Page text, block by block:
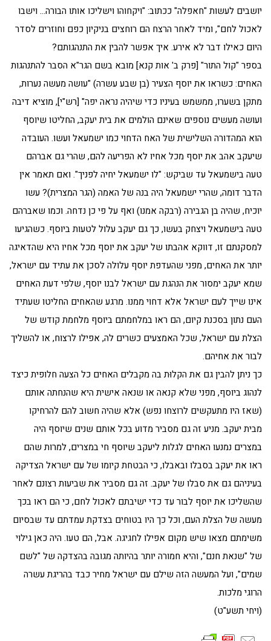
יושבים לעשות "חאפלה" ככתוב: "ויקחוהו וישליכו אותו הבורה… וישבו
לאכול לחם", ומיד לאחר הרצח הם רוחצים בניקיון כפם וחוזרים לסדר
היום כאילו דבר לא אירע. איך אפשר להבין את התנהגותם?
בספר "קול התור" [פרק ב' אות קנא] מובא בשם הגר"א הסבר להתנהגות
האחים: כשראו את יוסף הצעיר (בן שבע עשרה) "עושה מעשה נערות,
מתקן בשערו, ממשמש בעיניו כדי שיהיה נראה יפה" [רש"י], מוציא דיבה
ועושה מעשים נוספים שאינם הולמים את בית יעקב, החליטו שיוסף
הוא המהדורה השלישית של האח הדחוי כמו ישמעאל ועשו. העובדה
שיעקב אהב את יוסף מכל אחיו לא הפריעה להם, שהרי גם אברהם
טעה בישמעאל עד שביקש: "לו ישמעאל יחיה לפניך". ואם תאמר אין
הדבר דומה, שהרי ישמעאל היה בנה של האמה (הגר המצרית)? עשו
יוכיח, שהיה בן הגבירה (רבקה אמנו) ואף על פי כן נדחה. וכמו שאברהם
טעה בישמעאל ויצחק בעשו, כך גם יעקב עלול לטעות ביוסף. כשהגיעו
למסקנתם זו, דווקא אהבתו של יעקב את יוסף מכל אחיו היא שהדאיגה
יותר את האחים, מפני שהעדפת יוסף עלולה לסכן את עתיד עם ישראל,
שמא יעקב ימסור את הנהגת עם ישראל לבנו יוסף, שלפי דעת האחים
אינו שייך לעם ישראל אלא דחוי ממנו. מרגע שהאחים החליטו שעתיד
העם נתון בסכנת קיום, הם ראו במלחמתם ביוסף מלחמת קודש של
הצלת עם ישראל, שכל האמצעים כשרים לה, אפילו לרצוח, או להשליך
לבור את אחיהם.
כך ניתן להבין גם את הקלוּת בה מקבלים האחים כל הצעה חלופית כיצד
לנהוג ביוסף, מפני שלא קנאה או שנאה אישית היא שהנחתה אותם
(שאז היו מתעקשים לרוצחו נפש) אלא שהיה חשוב להם להרחיקו
מבית יעקב. מניע זה גם מסביר מדוע בכל אותם שנים שיוסף היה
במצרים נמנעו האחים לגלות ליעקב שיוסף חי במצרים, למרות שהם
ראו את יעקב בסבלו ובאבלו, כי הבטחת קיומו של עם ישראל הצדיקה
בעיניהם גם את סבלו של יעקב. זה גם מסביר את שביעות רצונם לאחר
שהשליכו את יוסף לבור עד כדי ישיבתם לאכול לחם, כי הם ראו בכך
מעשה של הצלת העם, וכל כך היו בטוחים בצדקת עמדתם עד שבסיום
משימתם מצאו שיש מקום אפילו לחגיגה. אבל, הם טעו. היה כאן גילוי
של "שנאת חנם", והיא חמורה יותר בהיותה מגובה בהצדקה של "לשם
שמים", ועל המעשה הזה שילם עם ישראל מחיר כבד בהריגת עשרה
הרוגי מלכות.
(ויחי תשע"ט)